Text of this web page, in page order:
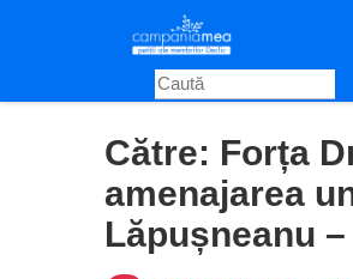
content
Către: Forța
amenajarea
Lăpușneanu